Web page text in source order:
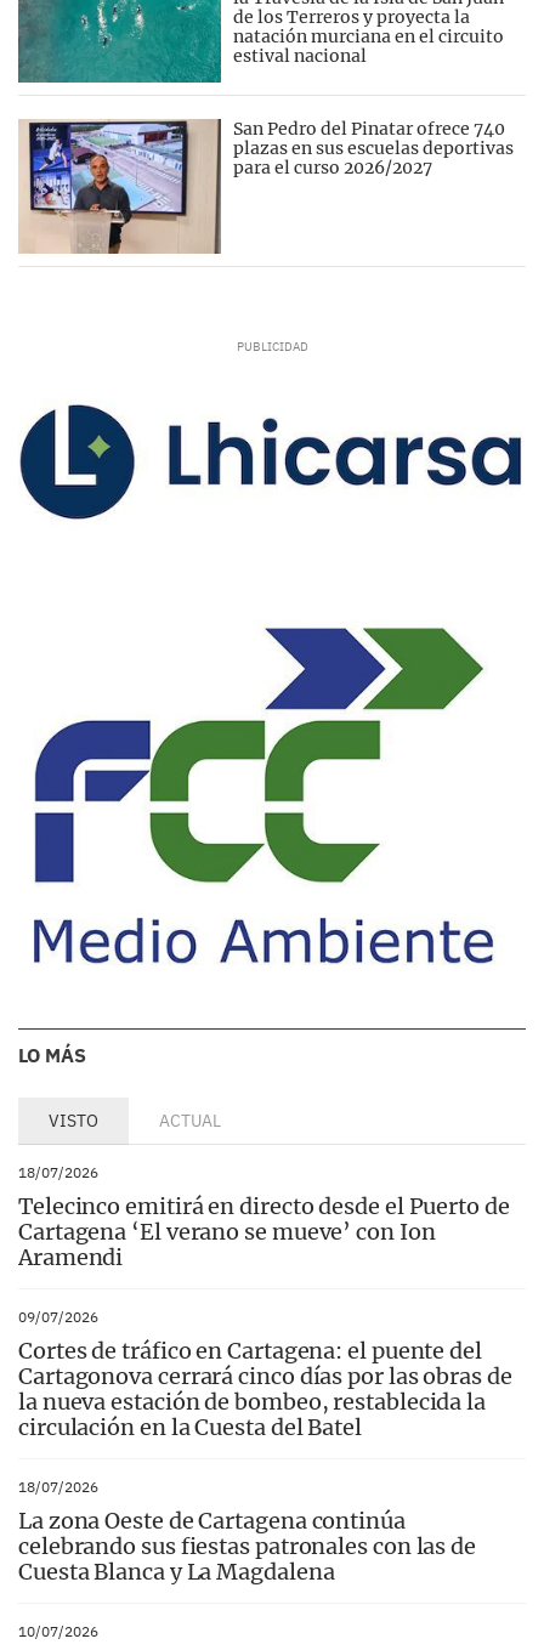
de los Terreros y proyecta la
natación murciana en el circuito
estival nacional
San Pedro del Pinatar ofrece 740
plazas en sus escuelas deportivas
para el curso 2026/2027
LO MÁS
VISTO ACTUAL
18/07/2026
Telecinco emitirá en directo desde el Puerto de
Cartagena ‘El verano se mueve’ con Ion
Aramendi
09/07/2026
Cortes de tráfico en Cartagena: el puente del
Cartagonova cerrará cinco días por las obras de
la nueva estación de bombeo, restablecida la
circulación en la Cuesta del Batel
18/07/2026
La zona Oeste de Cartagena continúa
celebrando sus fiestas patronales con las de
Cuesta Blanca y La Magdalena
10/07/2026